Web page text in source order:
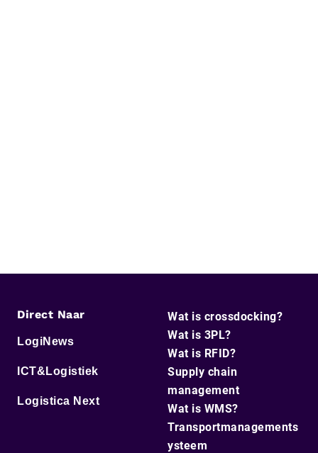
Direct Naar
LogiNews
ICT&Logistiek
Logistica Next
Wat is crossdocking?
Wat is 3PL?
Wat is RFID?
Supply chain
management
Wat is WMS?
Transportmanagements
ysteem